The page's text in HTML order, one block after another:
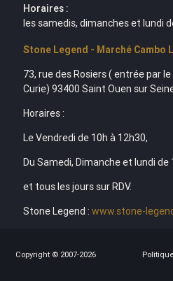
Horaires :
les samedis, dimanches et lundi
Stone Legend - Marché Cambo
73, rue des Rosiers ( entrée par
Curie) 93400 Saint Ouen sur
Horaires :
Le Vendredi de 10h à 12h30,
Du Samedi, Dimanche et lundi de
et tous les jours sur RDV.
Stone Legend : www.stone-
Copyright © 2007-2026